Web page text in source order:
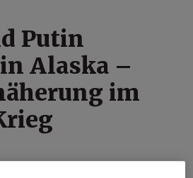
Putin
Alaska –
im